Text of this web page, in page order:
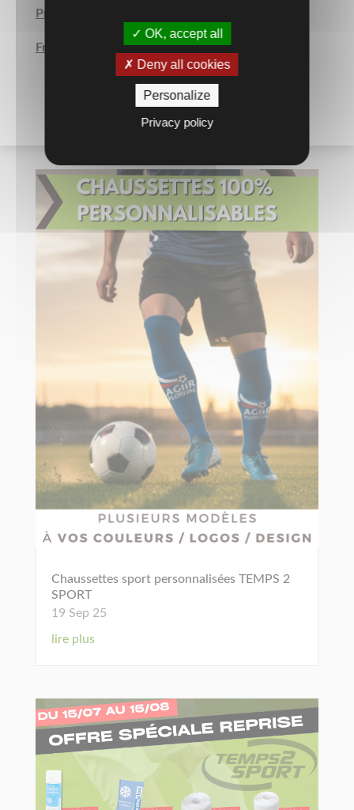
Prix Unitaire TTC
Frais de maquette en SUS.
Chaussettes sport personnalisées TEMPS 2
SPORT
19 Sep 25
lire plus
OK, accept all
Deny all cookies
Personalize
Privacy policy